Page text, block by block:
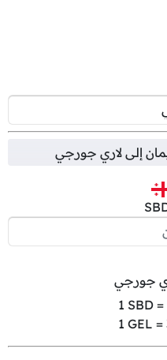
إلىلاري جورجي
جورجي
1 SBD =
1 GEL =